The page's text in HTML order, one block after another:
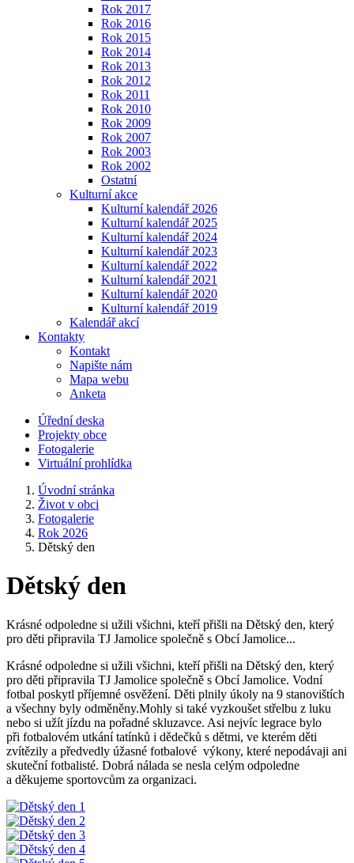
Rok 2017
Rok 2016
Rok 2015
Rok 2014
Rok 2013
Rok 2012
Rok 2011
Rok 2010
Rok 2009
Rok 2007
Rok 2003
Rok 2002
Ostatní
Kulturní akce
Kulturní kalendář 2026
Kulturní kalendář 2025
Kulturní kalendář 2024
Kulturní kalendář 2023
Kulturní kalendář 2022
Kulturní kalendář 2021
Kulturní kalendář 2020
Kulturní kalendář 2019
Kalendář akcí
Kontakty
Kontakt
Napište nám
Mapa webu
Anketa
Úřední deska
Projekty obce
Fotogalerie
Virtuální prohlídka
Úvodní stránka
Život v obci
Fotogalerie
Rok 2026
Dětský den
Dětský den
Krásné odpoledne si užili všichni, kteří přišli na Dětský den, který
pro děti připravila TJ Jamolice společně s Obcí Jamolice...
Krásné odpoledne si užili všichni, kteří přišli na Dětský den, který
pro děti připravila TJ Jamolice společně s Obcí Jamolice. Vodní
fotbal poskytl příjemné osvěžení. Děti plnily úkoly na 9 stanovištích
a všechny byly odměněny.Mohly si také vyzkoušet střelbu z luku
nebo si užít jízdu na pořadné skluzavce. Asi nejvíc legrace bylo
při fotbalovém utkání tatínků i dědečků s dětmi, ve kterém děti
zvítězily a předvedly úžasné fotbalové výkony, které nepodávaji ani
skuteční fotbalisté. Dobrá nálada se nesla celým odpoledne
a děkujeme sportovcům za organizaci.